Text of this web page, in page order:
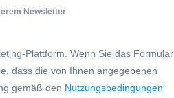
Newsletter
Plattform. Wenn Sie das Formular
dass die von Ihnen angegebenen
gemäß den Nutzungsbedingungen